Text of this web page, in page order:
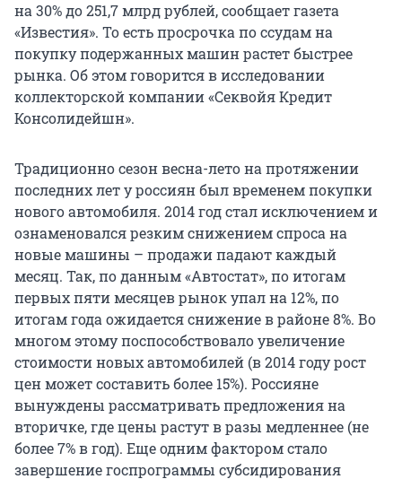
на 30% до 251,7 млрд рублей, сообщает газета
«Известия». То есть просрочка по ссудам на
покупку подержанных машин растет быстрее
рынка. Об этом говорится в исследовании
коллекторской компании «Секвойя Кредит
Консолидейшн».
Традиционно сезон весна-лето на протяжении
последних лет у россиян был временем покупки
нового автомобиля. 2014 год стал исключением и
ознаменовался резким снижением спроса на
новые машины – продажи падают каждый
месяц. Так, по данным «Автостат», по итогам
первых пяти месяцев рынок упал на 12%, по
итогам года ожидается снижение в районе 8%. Во
многом этому поспособствовало увеличение
стоимости новых автомобилей (в 2014 году рост
цен может составить более 15%). Россияне
вынуждены рассматривать предложения на
вторичке, где цены растут в разы медленнее (не
более 7% в год). Еще одним фактором стало
завершение госпрограммы субсидирования